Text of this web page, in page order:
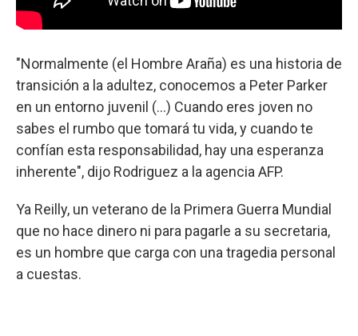
"Normalmente (el Hombre Araña) es una historia de
transición a la adultez, conocemos a Peter Parker
en un entorno juvenil (...) Cuando eres joven no
sabes el rumbo que tomará tu vida, y cuando te
confían esta responsabilidad, hay una esperanza
inherente", dijo Rodriguez a la agencia AFP.
Ya Reilly, un veterano de la Primera Guerra Mundial
que no hace dinero ni para pagarle a su secretaria,
es un hombre que carga con una tragedia personal
a cuestas.